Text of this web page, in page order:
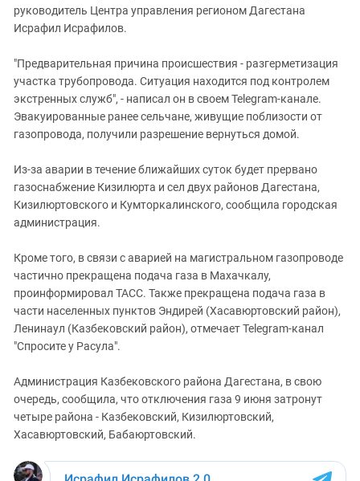
руководитель Центра управления регионом Дагестана
Исрафил Исрафилов.
"Предварительная причина происшествия - разгерметизация
участка трубопровода. Ситуация находится под контролем
экстренных служб", - написал он в своем Telegram-канале.
Эвакуированные ранее сельчане, живущие поблизости от
газопровода, получили разрешение вернуться домой.
Из-за аварии в течение ближайших суток будет прервано
газоснабжение Кизилюрта и сел двух районов Дагестана,
Кизилюртовского и Кумторкалинского, сообщила городская
администрация.
Кроме того, в связи с аварией на магистральном газопроводе
частично прекращена подача газа в Махачкалу,
проинформировал ТАСС. Также прекращена подача газа в
части населенных пунктов Эндирей (Хасавюртовский район),
Ленинаул (Казбековский район), отмечает Telegram-канал
"Спросите у Расула".
Администрация Казбековского района Дагестана, в свою
очередь, сообщила, что отключения газа 9 июня затронут
четыре района - Казбековский, Кизилюртовский,
Хасавюртовский, Бабаюртовский.